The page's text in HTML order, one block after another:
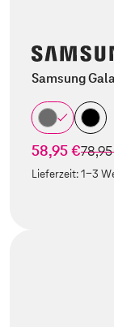
Samsung
58,95 €statt
Lieferzeit:1-3